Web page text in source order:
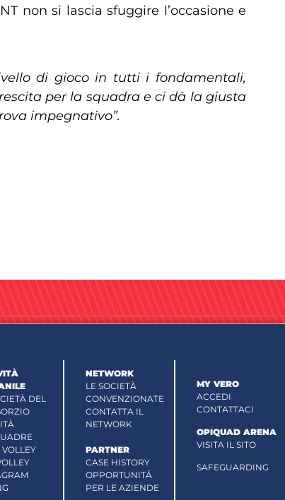
non si lascia sfuggire l’occasione e
di gioco in tutti i fondamentali,
per la squadra e ci dà la giusta
impegnativo”.
DEL
VOLLEY
NETWORK
LE SOCIETÀ
CONVENZIONATE
CONTATTA IL
NETWORK
PARTNER
CASE HISTORY
OPPORTUNITÁ
PER LE AZIENDE
MY VERO
ACCEDI
CONTATTACI
OPIQUAD ARENA
VISITA IL SITO
SAFEGUARDING